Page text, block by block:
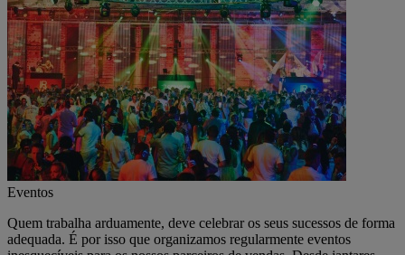
Eventos
Quem trabalha arduamente, deve celebrar os seus sucessos de forma
adequada. É por isso que organizamos regularmente eventos